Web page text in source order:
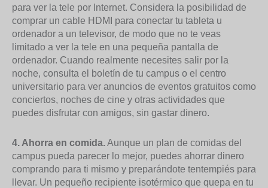
para ver la tele por Internet. Considera la posibilidad de
comprar un cable HDMI para conectar tu tableta u
ordenador a un televisor, de modo que no te veas
limitado a ver la tele en una pequeña pantalla de
ordenador. Cuando realmente necesites salir por la
noche, consulta el boletín de tu campus o el centro
universitario para ver anuncios de eventos gratuitos como
conciertos, noches de cine y otras actividades que
puedes disfrutar con amigos, sin gastar dinero.
4. Ahorra en comida.Aunque un plan de comidas del
campus pueda parecer lo mejor, puedes ahorrar dinero
comprando para ti mismo y preparándote tentempiés para
llevar. Un pequeño recipiente isotérmico que quepa en tu